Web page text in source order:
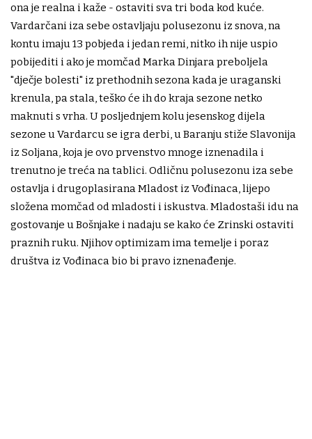
ona je realna i kaže - ostaviti sva tri boda kod kuće.
Vardarčani iza sebe ostavljaju polusezonu iz snova, na
kontu imaju 13 pobjeda i jedan remi, nitko ih nije uspio
pobijediti i ako je momčad Marka Dinjara preboljela
"dječje bolesti" iz prethodnih sezona kada je uraganski
krenula, pa stala, teško će ih do kraja sezone netko
maknuti s vrha. U posljednjem kolu jesenskog dijela
sezone u Vardarcu se igra derbi, u Baranju stiže Slavonija
iz Soljana, koja je ovo prvenstvo mnoge iznenadila i
trenutno je treća na tablici. Odličnu polusezonu iza sebe
ostavlja i drugoplasirana Mladost iz Vođinaca, lijepo
složena momčad od mladosti i iskustva. Mladostaši idu na
gostovanje u Bošnjake i nadaju se kako će Zrinski ostaviti
praznih ruku. Njihov optimizam ima temelje i poraz
društva iz Vođinaca bio bi pravo iznenađenje.